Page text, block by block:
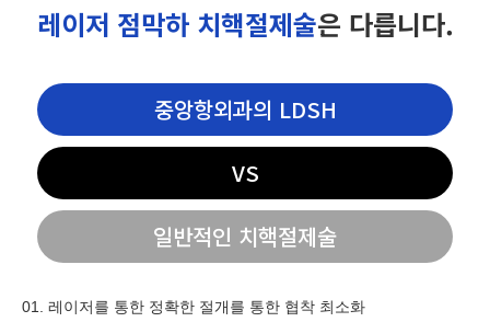
레이저 점막하 치핵절제술은 다릅니다.
중앙항외과의 LDSH
VS
일반적인 치핵절제술
01. 레이저를 통한 정확한 절개를 통한 협착 최소화